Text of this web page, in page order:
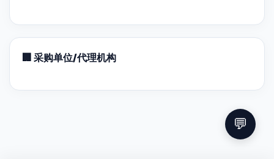
🏢 采购单位/代理机构
💬